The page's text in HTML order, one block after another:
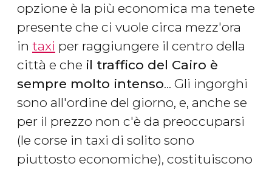
opzione è la più economica ma tenete
presente che ci vuole circa mezz'ora
in taxi per raggiungere il centro della
città e che il traffico del Cairo è
sempre molto intenso... Gli ingorghi
sono all'ordine del giorno, e, anche se
per il prezzo non c'è da preoccuparsi
(le corse in taxi di solito sono
piuttosto economiche), costituiscono